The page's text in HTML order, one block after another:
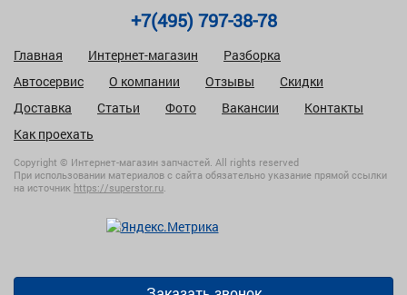
+7(495) 797-38-78
Главная Интернет-магазин
Разборка
Автосервис
О компании Отзывы
Скидки
Доставка
Статьи Фото Вакансии
Контакты
Как проехать
Copyright © Интернет-магазин запчастей. All rights reserved
При использовании материалов с сайта обязательно указание прямой ссылки
на источник https://superstor.ru.